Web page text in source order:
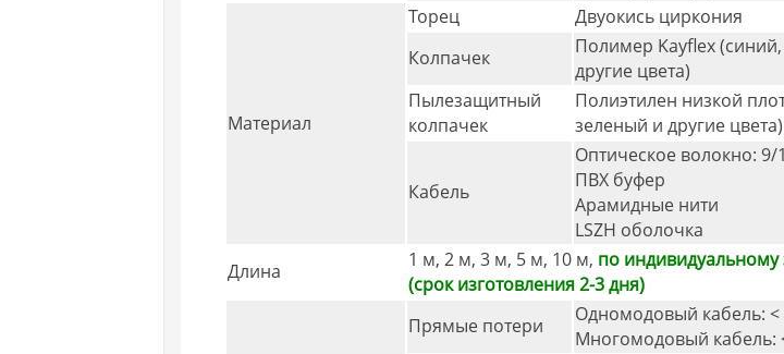
Материал
Торец
Двуокись циркония
Колпачек
Полимер Kayflex
другие цвета)
Пылезащитный
колпачек
Полиэтилен низкой
зеленый и другие цвета)
Кабель
Оптическое волокно: 9/
ПВХ буфер
Арамидные нити
LSZH оболочка
Длина
1 м, 2 м, 3 м, 5 м, 10 м, по индивидуальному
(срок изготовления 2-3 дня)
Прямые потери
Одномодовый кабель: <
Многомодовый кабель: